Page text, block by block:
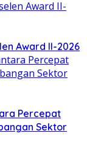
Award II-2026
Percepat
Sektor